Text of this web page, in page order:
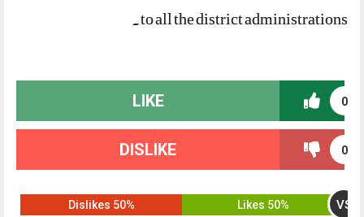
to all the district administrations.
0
LIKE
0
DISLIKE
50% Likes VS
50% Dislikes